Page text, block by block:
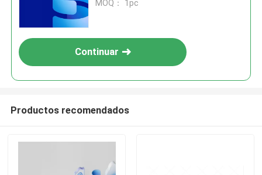
flujos de trabajo de diseño CAD
MOQ： 1pc
Continuar
Productos recomendados